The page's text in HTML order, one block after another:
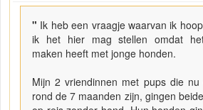
" Ik heb een vraagje waarvan ik
ik het hier mag stellen omdat
maken heeft met jonge honden.
Mijn 2 vriendinnen met pups die nu
rond de 7 maanden zijn, gingen